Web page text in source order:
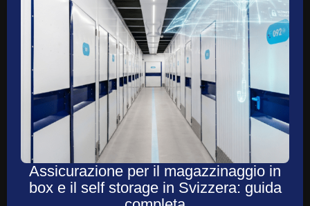
Assicurazione per il magazzinaggio in
box e il self storage in Svizzera: guida